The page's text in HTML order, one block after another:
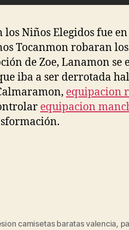
Niños Elegidos fue
Tocanmon robaran
de Zoe, Lanamon se
iba a ser derrotada
equipacion
equipacion
camisetas baratas valencia,